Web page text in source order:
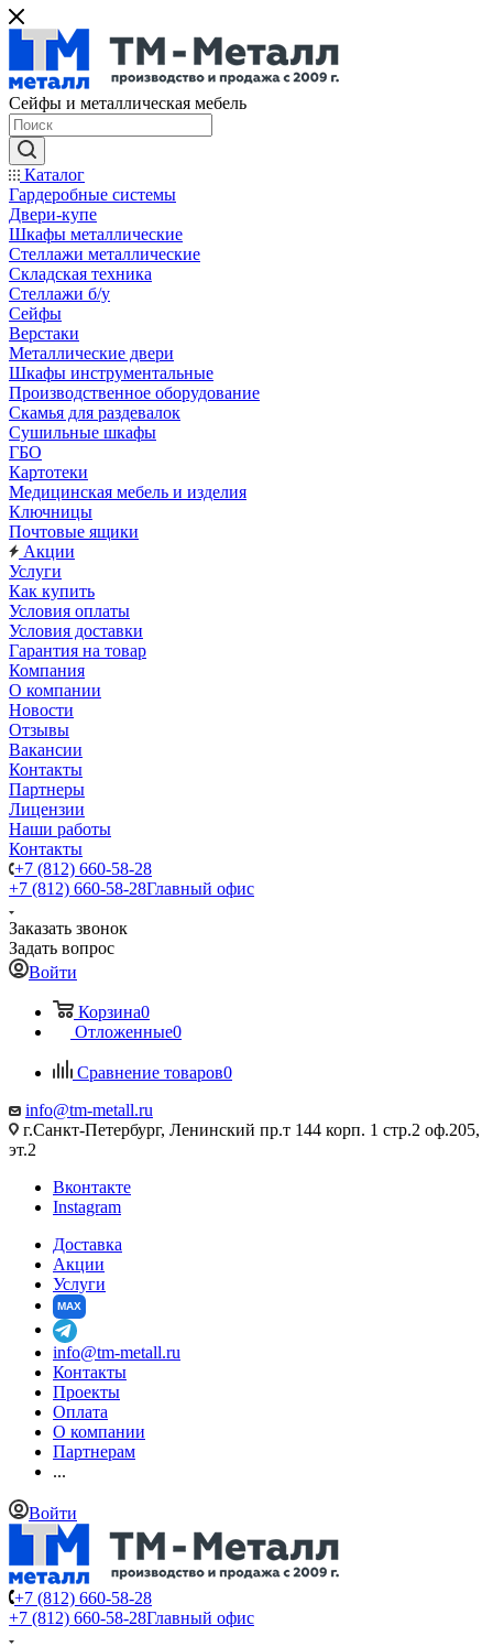
Сейфы и металлическая мебель
Каталог
Гардеробные системы
Двери-купе
Шкафы металлические
Стеллажи металлические
Складская техника
Стеллажи б/у
Сейфы
Верстаки
Металлические двери
Шкафы инструментальные
Производственное оборудование
Скамья для раздевалок
Сушильные шкафы
ГБО
Картотеки
Медицинская мебель и изделия
Ключницы
Почтовые ящики
Акции
Услуги
Как купить
Условия оплаты
Условия доставки
Гарантия на товар
Компания
О компании
Новости
Отзывы
Вакансии
Контакты
Партнеры
Лицензии
Наши работы
Контакты
+7 (812) 660-58-28
+7 (812) 660-58-28Главный офис
Заказать звонок
Задать вопрос
Войти
Корзина0
Отложенные0
Сравнение товаров0
info@tm-metall.ru
г.Санкт-Петербург, Ленинский пр.т 144 корп. 1 стр.2 оф.205,
эт.2
Вконтакте
Instagram
Доставка
Акции
Услуги
MAX
info@tm-metall.ru
Контакты
Проекты
Оплата
О компании
Партнерам
...
Войти
+7 (812) 660-58-28
+7 (812) 660-58-28Главный офис